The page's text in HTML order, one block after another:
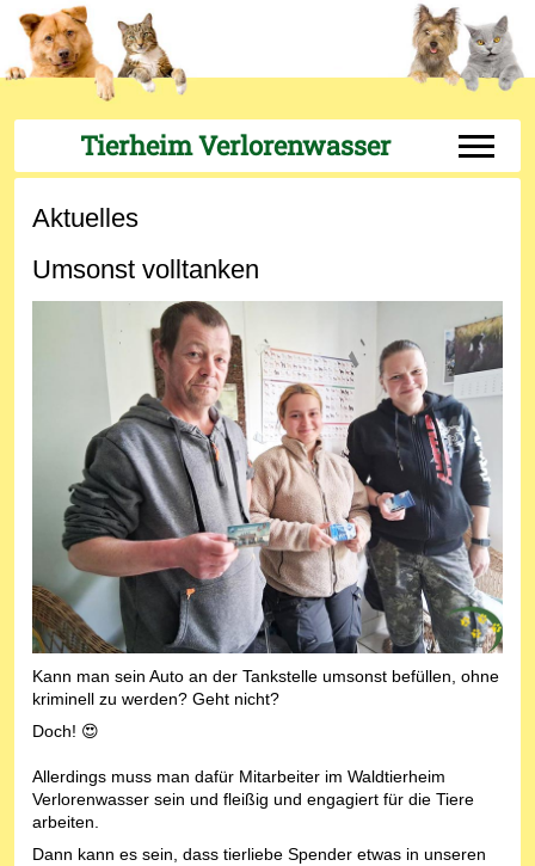
Tierheim Verlorenwasser Off-
Aktuelles
Umsonst volltanken
Kann man sein Auto an der Tankstelle umsonst befüllen, ohne
kriminell zu werden? Geht nicht?
Doch! 😍
Allerdings muss man dafür Mitarbeiter im Waldtierheim
Verlorenwasser sein und fleißig und engagiert für die Tiere
arbeiten.
Dann kann es sein, dass tierliebe Spender etwas in unseren